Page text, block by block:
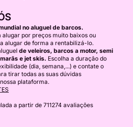
no aluguel de barcos.
alugar por preços muito baixos ou
alugar de forma a rentabilizá-lo.
de veleiros, barcos a motor, semi
e jet skis. Escolha a duração do
(dia, semana,...) e contate o
tirar todas as suas dúvidas
plataforma.
a partir de 711274 avaliações